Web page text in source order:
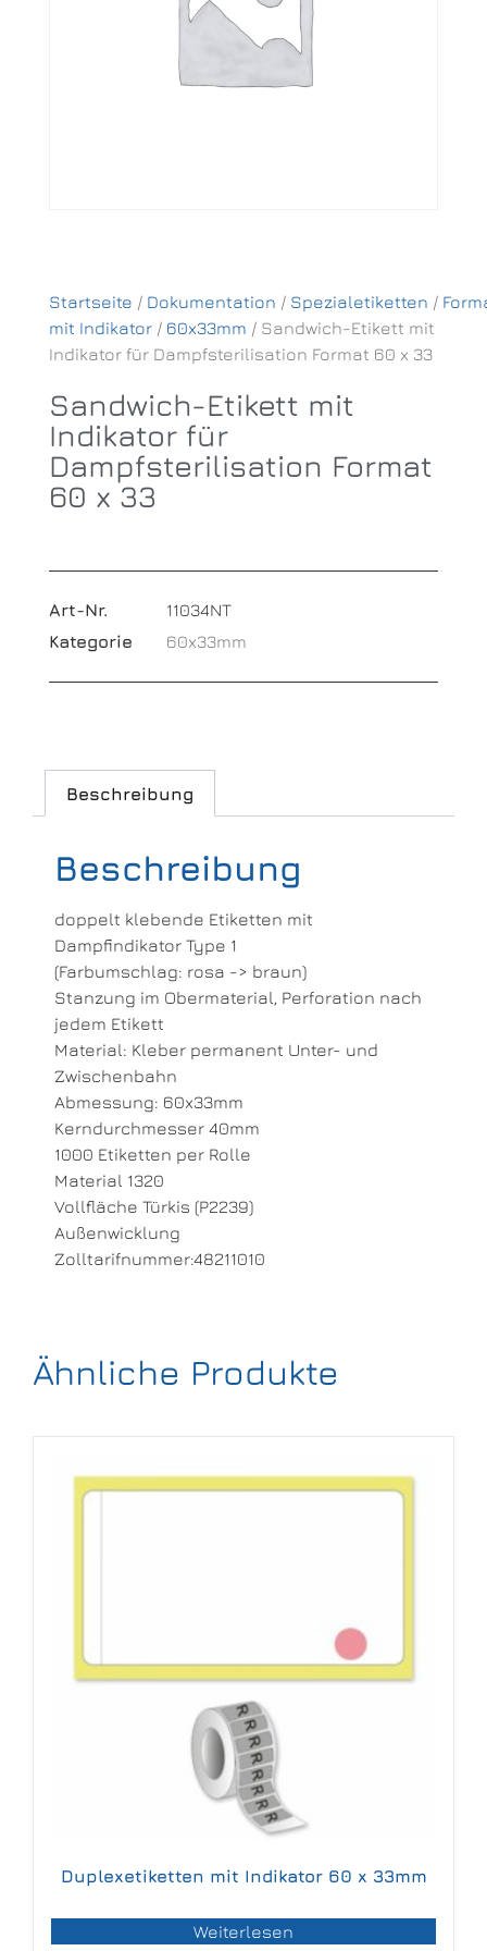
Startseite / Dokumentation / Spezialetiketten /
mit Indikator / 60x33mm / Sandwich-Etikett mit
Indikator für Dampfsterilisation Format 60 x 33
Sandwich-Etikett mit
Indikator für
Dampfsterilisation Format
60 x 33
Art-Nr.
11034NT
Kategorie
60x33mm
Beschreibung
Beschreibung
doppelt klebende Etiketten mit
Dampfindikator Type 1
(Farbumschlag: rosa -> braun)
Stanzung im Obermaterial, Perforation nach
jedem Etikett
Material: Kleber permanent Unter- und
Zwischenbahn
Abmessung: 60x33mm
Kerndurchmesser 40mm
1000 Etiketten per Rolle
Material 1320
Vollfläche Türkis (P2239)
Außenwicklung
Zolltarifnummer:48211010
Ähnliche Produkte
Duplexetiketten mit Indikator 60 x 33mm
Weiterlesen